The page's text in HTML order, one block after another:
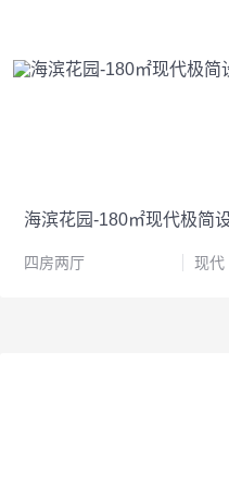
海滨花园-180㎡现代极简
四房两厅 现代